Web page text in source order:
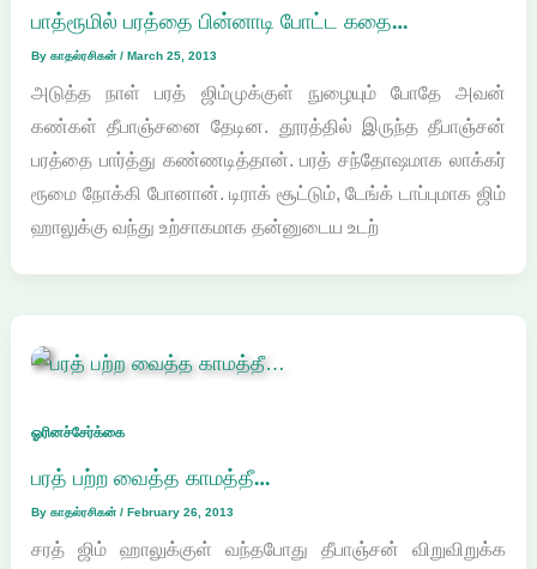
பாத்ரூமில் பரத்தை பின்னாடி போட்ட கதை…
Byகாதல்ரசிகன்/March 25, 2013
அடுத்த நாள் பரத் ஜிம்முக்குள் நுழையும் போதே அவன்
கண்கள் தீபாஞ்சனை தேடின. தூரத்தில் இருந்த தீபாஞ்சன்
பரத்தை பார்த்து கண்ணடித்தான். பரத் சந்தோஷமாக லாக்கர்
ரூமை நோக்கி போனான். டிராக் சூட்டும், டேங்க் டாப்புமாக ஜிம்
ஹாலுக்கு வந்து உற்சாகமாக தன்னுடைய உடற்
ஓரினச்சேர்க்கை
பரத் பற்ற வைத்த காமத்தீ…
Byகாதல்ரசிகன்/February 26, 2013
சரத் ஜிம் ஹாலுக்குள் வந்தபோது தீபாஞ்சன் விறுவிறுக்க